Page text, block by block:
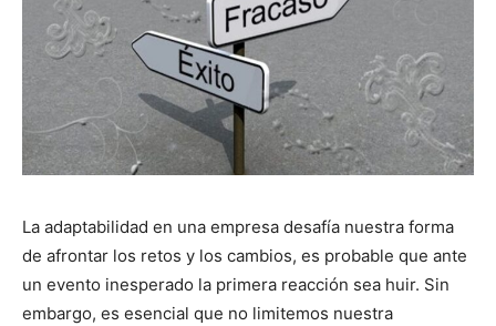
La adaptabilidad en una empresa desafía nuestra forma
de afrontar los retos y los cambios, es probable que ante
un evento inesperado la primera reacción sea huir. Sin
embargo, es esencial que no limitemos nuestra